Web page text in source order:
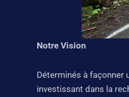
Notre Vision
Déterminés à façonner
investissant dans la